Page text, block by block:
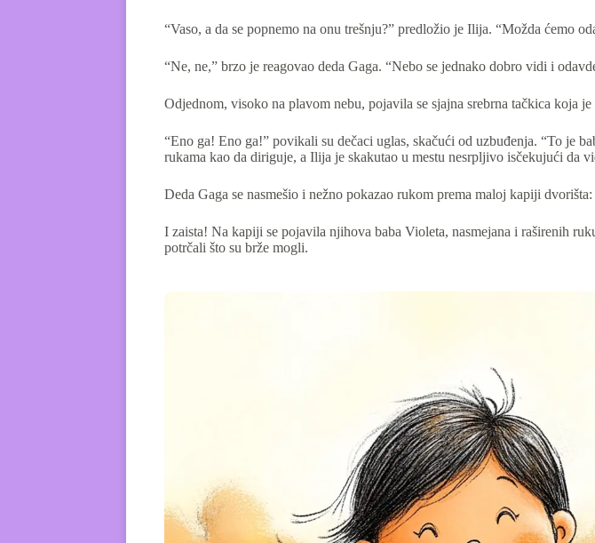
“Vaso, a da se popnemo na onu trešnju?” predložio je Ilija. “Možda ćemo
“Ne, ne,” brzo je reagovao deda Gaga. “Nebo se jednako dobro vidi i
Odjednom, visoko na plavom nebu, pojavila se sjajna srebrna tačkica koja je
“Eno ga! Eno ga!” povikali su dečaci uglas, skačući od uzbuđenja. “To je
rukama kao da diriguje, a Ilija je skakutao u mestu nesrpljivo isčekujući da
Deda Gaga se nasmešio i nežno pokazao rukom prema maloj kapiji
I zaista! Na kapiji se pojavila njihova baba Violeta, nasmejana i raširenih
potrčali što su brže mogli.